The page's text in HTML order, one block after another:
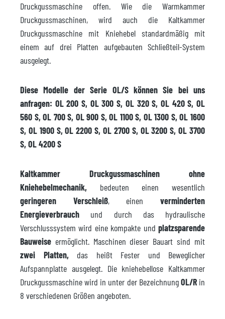
Druckgussmaschine offen. Wie die Warmkammer
Druckgussmaschinen, wird auch die Kaltkammer
Druckgussmaschine mit Kniehebel standardmäßig mit
einem auf drei Platten aufgebauten Schließteil-System
ausgelegt.
Diese Modelle der Serie OL/S können Sie bei uns
anfragen: OL 200 S, OL 300 S, OL 320 S, OL 420 S, OL
560 S, OL 700 S, OL 900 S, OL 1100 S, OL 1300 S, OL 1600
S, OL 1900 S, OL 2200 S, OL 2700 S, OL 3200 S, OL 3700
S, OL 4200 S
Kaltkammer Druckgussmaschinen ohne
Kniehebelmechanik, bedeuten einen wesentlich
geringeren Verschleiß, einenverminderten
Energieverbrauch und durch das hydraulische
Verschlusssystem wird eine kompakte und platzsparende
Bauweise ermöglicht. Maschinen dieser Bauart sind mit
zwei Platten,das heißt Fester und Beweglicher
Aufspannplatte ausgelegt. Die kniehebellose Kaltkammer
Druckgussmaschine wird in unter der BezeichnungOL/Rin
8 verschiedenen Größen angeboten.